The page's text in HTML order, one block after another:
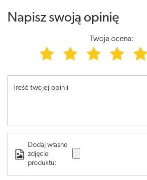
Napisz swoją opinię
Twoja ocena:
Treść twojej opinii
Dodaj własne
zdjęcie
produktu: